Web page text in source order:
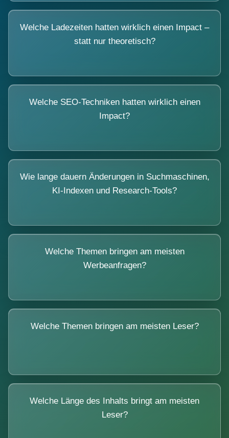
Welche Ladezeiten hatten wirklich einen Impact –
statt nur theoretisch?
Welche SEO-Techniken hatten wirklich einen
Impact?
Wie lange dauern Änderungen in Suchmaschinen,
KI-Indexen und Research-Tools?
Welche Themen bringen am meisten
Werbeanfragen?
Welche Themen bringen am meisten Leser?
Welche Länge des Inhalts bringt am meisten
Leser?